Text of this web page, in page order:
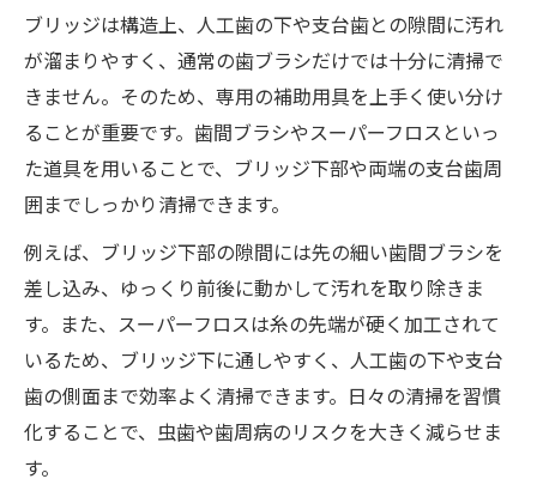
ブリッジは構造上、人工歯の下や支台歯との隙間に汚れ
が溜まりやすく、通常の歯ブラシだけでは十分に清掃で
きません。そのため、専用の補助用具を上手く使い分け
ることが重要です。歯間ブラシやスーパーフロスといっ
た道具を用いることで、ブリッジ下部や両端の支台歯周
囲までしっかり清掃できます。
例えば、ブリッジ下部の隙間には先の細い歯間ブラシを
差し込み、ゆっくり前後に動かして汚れを取り除きま
す。また、スーパーフロスは糸の先端が硬く加工されて
いるため、ブリッジ下に通しやすく、人工歯の下や支台
歯の側面まで効率よく清掃できます。日々の清掃を習慣
化することで、虫歯や歯周病のリスクを大きく減らせま
す。